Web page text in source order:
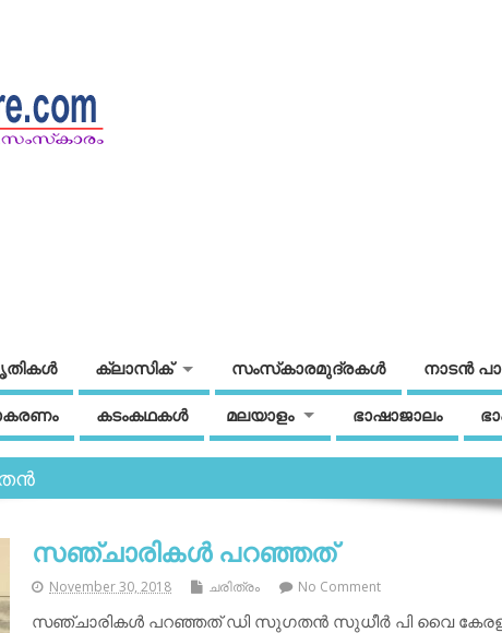
ക്ലാസിക് സംസ്‌കാരമുദ്രകള്‍ നാടന്‍
കടംകഥകള്‍ മലയാളം ഭാഷാജാലം
സഞ്ചാരികൾ പറഞ്ഞത്
November 30, 2018 ചരിത്രം No Comment
സഞ്ചാരികൾ പറഞ്ഞത് ഡി സുഗതൻ സുധീർ പി വൈ